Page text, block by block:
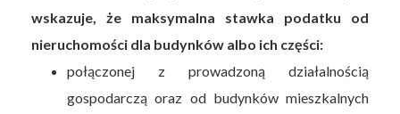
wskazuje, że maksymalna stawka podatku od
nieruchomości dla budynków albo ich części:
połączonej z prowadzoną działalnością
gospodarczą oraz od budynków mieszkalnych